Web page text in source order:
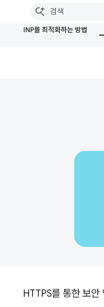
INP를 최적화하는 방법
HTTPS를 통한 보안